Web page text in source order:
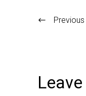
Previous